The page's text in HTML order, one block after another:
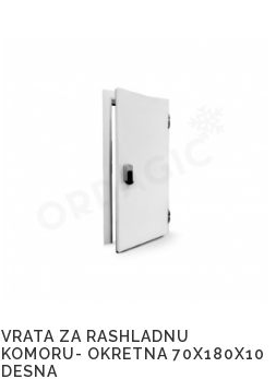
VRATA ZA RASHLADNU
KOMORU- OKRETNA 70X180X10
DESNA